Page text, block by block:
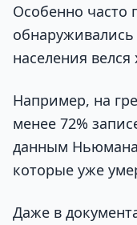
Особенно часто
обнаруживались
населения велся
Например, на
менее 72%
данным
которые уже
Даже в